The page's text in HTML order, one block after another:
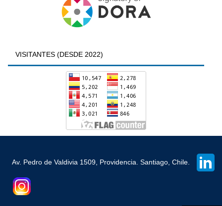
VISITANTES (DESDE 2022)
Av. Pedro de Valdivia 1509, Providencia. Santiago, Chile.